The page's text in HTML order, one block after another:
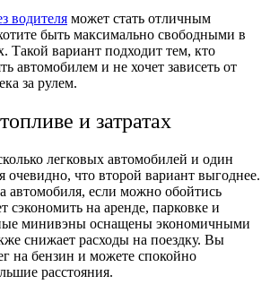
водителя может стать отличным
быть максимально свободными в
Такой вариант подходит тем, кто
автомобилем и не хочет зависеть от
за рулем.
и затратах
легковых автомобилей и один
очевидно, что второй вариант выгоднее.
автомобиля, если можно обойтись
сэкономить на аренде, парковке и
минивэны оснащены экономичными
снижает расходы на поездку. Вы
на бензин и можете спокойно
расстояния.